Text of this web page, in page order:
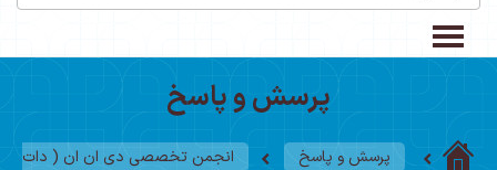
پرسش و پاسخ
پرسش و پاسخ
انجمن تخصصی دی ان ان ( دات